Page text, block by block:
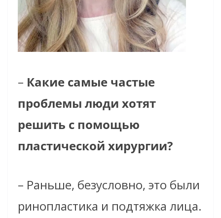
– Какие самые частые
проблемы люди хотят
решить с помощью
пластической хирургии?
– Раньше, безусловно, это были
ринопластика и подтяжка лица.